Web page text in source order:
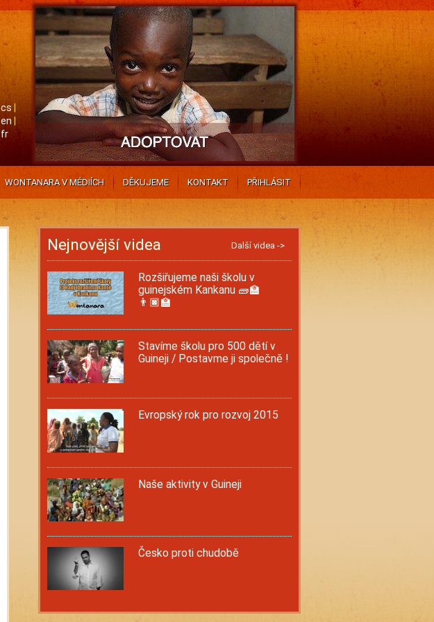
cs
en
fr
WONTANARA V MÉDIÍCH DĚKUJEME KONTAKT PŘIHLÁSIT
Nejnovější videa Další videa ->
Rozšiřujeme naši školu v
guinejském Kankanu 🧱🏫
👨🏿‍🏫
Stavíme školu pro 500 dětí v
Guineji / Postavme ji společně !
Evropský rok pro rozvoj 2015
Naše aktivity v Guineji
Česko proti chudobě